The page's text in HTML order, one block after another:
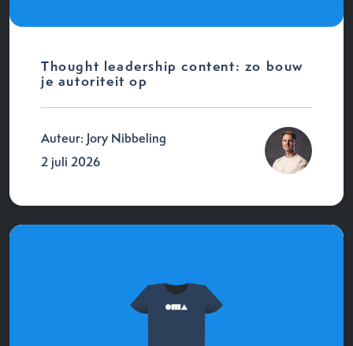
Thought leadership content: zo bouw
je autoriteit op
Auteur: Jory Nibbeling
2 juli 2026